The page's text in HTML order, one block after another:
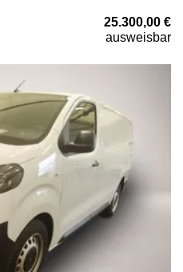
25.300,00 €
ausweisbar